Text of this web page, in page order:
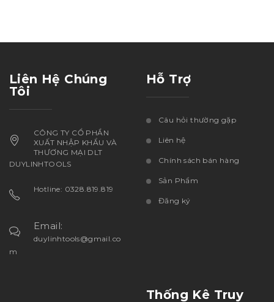
Liên Hệ Chúng
Tôi
CÔNG TY CỔ PHẦN
XUẤT NHẬP KHẨU VÀ
THƯƠNG MẠI DLT
DUYLINHTOOLS
Hotline: 0328.819.819
Email:
duylinhtools@gmail.co
m
Hỗ Trợ
Câu hỏi thường gặp
Liên hệ
Chính sách bán hàng
Sản Phẩm
Đăng ký
Thống Kê Truy